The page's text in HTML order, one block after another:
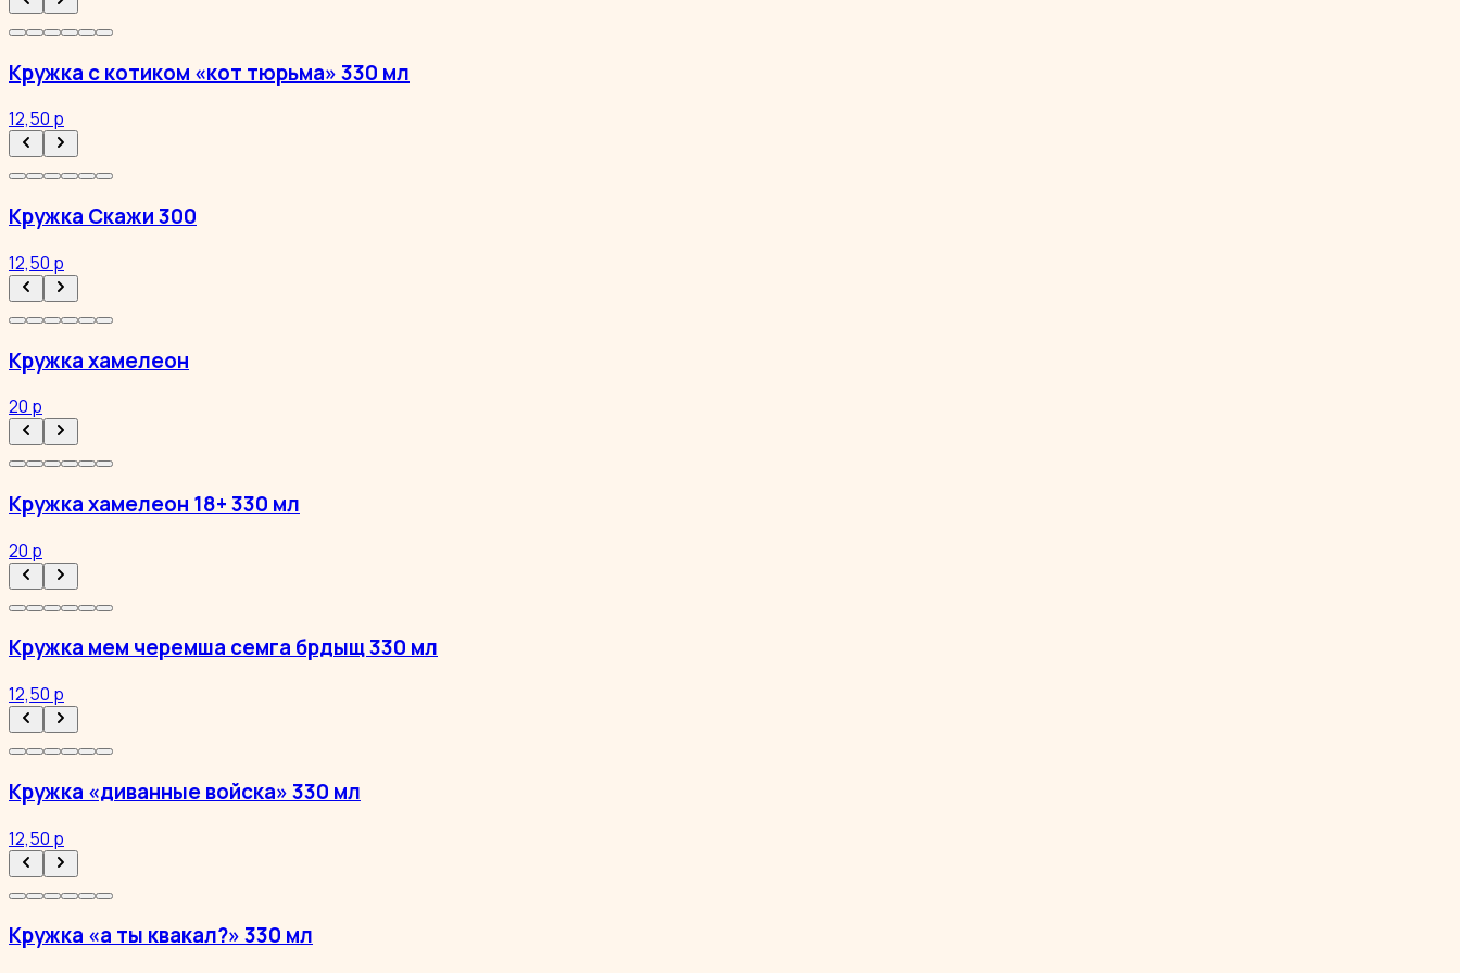
Кружка с котиком «кот тюрьма» 330 мл
12,50 р
Кружка Скажи 300
12,50 р
Кружка хамелеон
20 р
Кружка хамелеон 18+ 330 мл
20 р
Кружка мем черемша семга брдыщ 330 мл
12,50 р
Кружка «диванные войска» 330 мл
12,50 р
Кружка «а ты квакал?» 330 мл